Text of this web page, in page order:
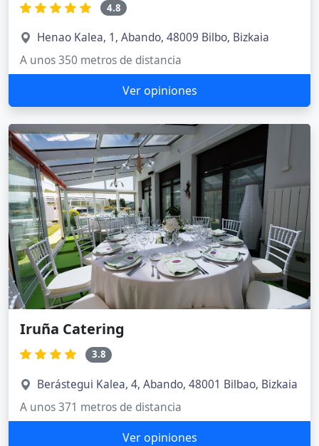
4.8
Henao Kalea, 1, Abando, 48009 Bilbo, Bizkaia
A unos 350 metros de distancia
Ver opiniones
Iruña Catering
3.8
Berástegui Kalea, 4, Abando, 48001 Bilbao, Bizkaia
A unos 371 metros de distancia
Ver opiniones